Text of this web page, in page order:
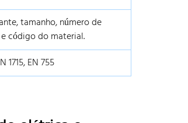
tamanho, número de
código do material.
1715, EN 755